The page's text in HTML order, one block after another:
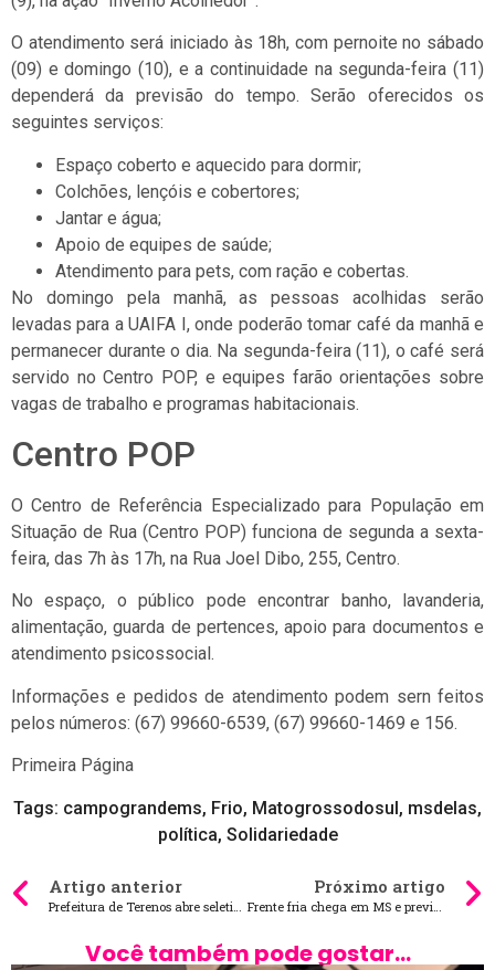
O atendimento será iniciado às 18h, com pernoite no sábado
(09) e domingo (10), e a continuidade na segunda-feira (11)
dependerá da previsão do tempo. Serão oferecidos os
seguintes serviços:
Espaço coberto e aquecido para dormir;
Colchões, lençóis e cobertores;
Jantar e água;
Apoio de equipes de saúde;
Atendimento para pets, com ração e cobertas.
No domingo pela manhã, as pessoas acolhidas serão
levadas para a UAIFA I, onde poderão tomar café da manhã e
permanecer durante o dia. Na segunda-feira (11), o café será
servido no Centro POP, e equipes farão orientações sobre
vagas de trabalho e programas habitacionais.
Centro POP
O Centro de Referência Especializado para População em
Situação de Rua (Centro POP) funciona de segunda a sexta-
feira, das 7h às 17h, na Rua Joel Dibo, 255, Centro.
No espaço, o público pode encontrar banho, lavanderia,
alimentação, guarda de pertences, apoio para documentos e
atendimento psicossocial.
Informações e pedidos de atendimento podem sern feitos
pelos números: (67) 99660-6539, (67) 99660-1469 e 156.
Primeira Página
Tags: campograndems, Frio, Matogrossodosul, msdelas,
política, Solidariedade
Artigo anterior
Prefeitura de Terenos abre seletivo com salários de até R$ 5,1 mil
Próximo artigo
Frente fria chega em MS e previsão indica temperaturas abaixo de 5°C
Você também pode gostar...